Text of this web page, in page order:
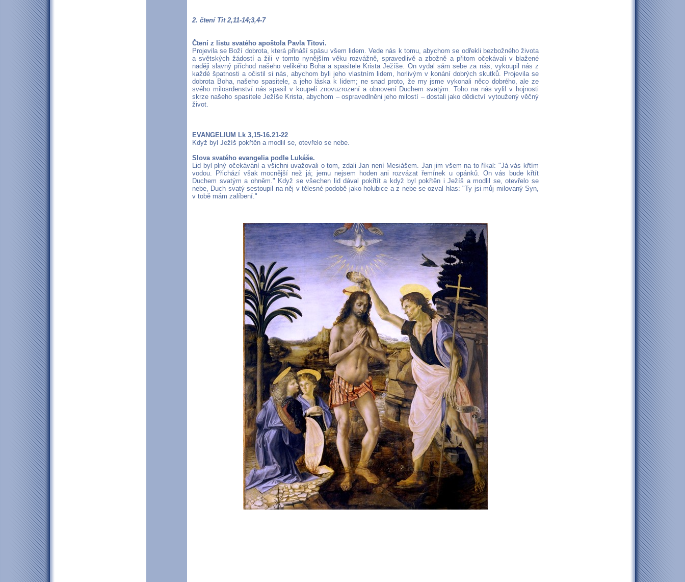
2. čtení Tit 2,11-14;3,4-7
Čtení z listu svatého apoštola Pavla Titovi.
Projevila se Boží dobrota, která přináší spásu všem lidem. Vede nás k tomu, abychom se odřekli bezbožného života
a světských žádostí a žili v tomto nynějším věku rozvážně, spravedlivě a zbožně a přitom očekávali v blažené
naději slavný příchod našeho velikého Boha a spasitele Krista Ježíše. On vydal sám sebe za nás, vykoupil nás z
každé špatnosti a očistil si nás, abychom byli jeho vlastním lidem, horlivým v konání dobrých skutků. Projevila se
dobrota Boha, našeho spasitele, a jeho láska k lidem; ne snad proto, že my jsme vykonali něco dobrého, ale ze
svého milosrdenství nás spasil v koupeli znovuzrození a obnovení Duchem svatým. Toho na nás vylil v hojnosti
skrze našeho spasitele Ježíše Krista, abychom – ospravedlněni jeho milostí – dostali jako dědictví vytoužený věčný
život.
EVANGELIUM Lk 3,15-16.21-22
Když byl Ježíš pokřtěn a modlil se, otevřelo se nebe.
Slova svatého evangelia podle Lukáše.
Lid byl plný očekávání a všichni uvažovali o tom, zdali Jan není Mesiášem. Jan jim všem na to říkal: "Já vás křtím
vodou. Přichází však mocnější než já; jemu nejsem hoden ani rozvázat řemínek u opánků. On vás bude křtít
Duchem svatým a ohněm." Když se všechen lid dával pokřtít a když byl pokřtěn i Ježíš a modlil se, otevřelo se
nebe, Duch svatý sestoupil na něj v tělesné podobě jako holubice a z nebe se ozval hlas: "Ty jsi můj milovaný Syn,
v tobě mám zalíbení."